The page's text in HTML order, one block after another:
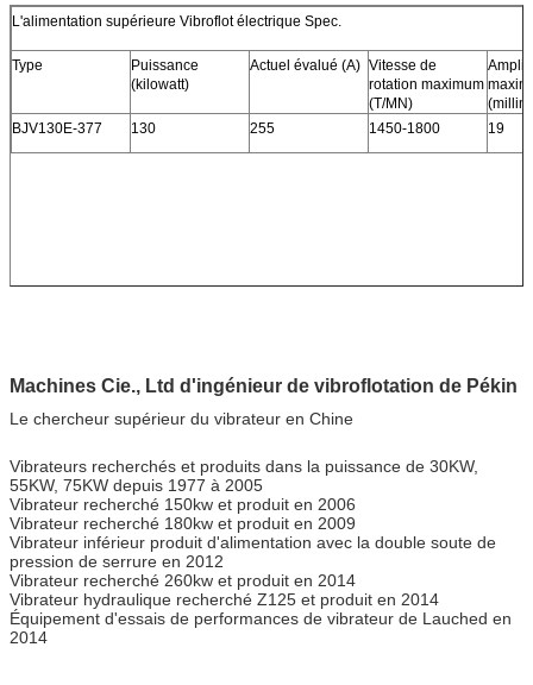
L'alimentation supérieure Vibroflot électrique Spec.
Type
Puissance
(kilowatt)
Actuel évalué (A) Vitesse de
rotation maximum
(T/MN)
BJV130E-377
130 255 1450-1800 19
Machines Cie., Ltd d'ingénieur de vibroflotation de Pékin
Le chercheur supérieur du vibrateur en Chine
Vibrateurs recherchés et produits dans la puissance de 30KW,
55KW, 75KW depuis 1977 à 2005
Vibrateur recherché 150kw et produit en 2006
Vibrateur recherché 180kw et produit en 2009
Vibrateur inférieur produit d'alimentation avec la double soute de
pression de serrure en 2012
Vibrateur recherché 260kw et produit en 2014
Vibrateur hydraulique recherché Z125 et produit en 2014
Équipement d'essais de performances de vibrateur de Lauched en
2014